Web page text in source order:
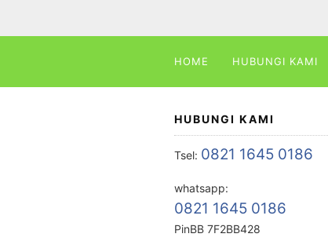
HOME HUBUNGI KAMI
HUBUNGI KAMI
Tsel: 0821 1645 0186
whatsapp:
0821 1645 0186
PinBB 7F2BB428